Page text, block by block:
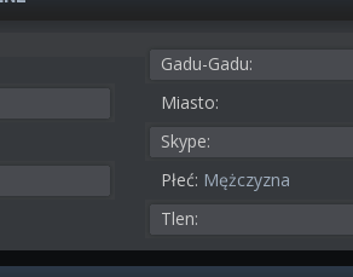
Gadu-Gadu:
Miasto:
Skype:
Płeć: Mężczyzna
Tlen: